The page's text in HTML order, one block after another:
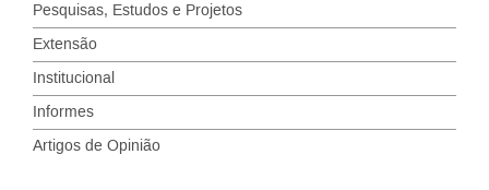
Pesquisas, Estudos e Projetos
Extensão
Institucional
Informes
Artigos de Opinião